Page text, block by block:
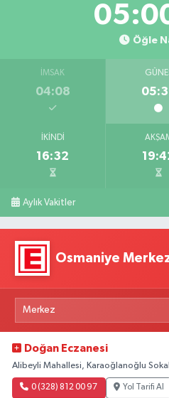
Öğle
İMSAK
04:08
İKINDI
16:32
Aylık Vakitler
Osmaniye
Doğan Eczanesi
Alibeyli Mahallesi, Karaoğlanoğlu
0 (328) 812 00 97 Yol Tarifi Al